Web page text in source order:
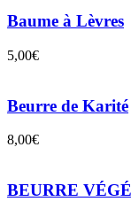
Baume à Lèvres
5,00€
Beurre de Karité
8,00€
BEURRE